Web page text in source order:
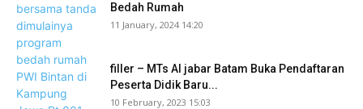
Bedah Rumah
11 January, 2024 14:20
filler – MTs Al jabar Batam Buka Pendaftaran
Peserta Didik Baru...
10 February, 2023 15:03